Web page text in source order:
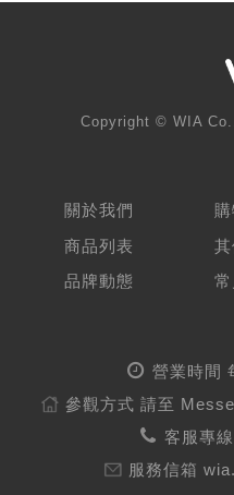
Copyright © WIA
關於我們
商品列表
品牌動態
營業時間
參觀方式 請至
客服專線
服務信箱